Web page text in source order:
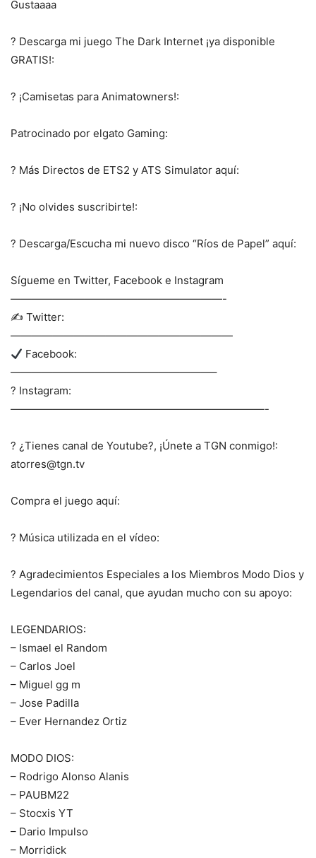
Gustaaaa
? Descarga mi juego The Dark Internet ¡ya disponible
GRATIS!:
? ¡Camisetas para Animatowners!:
Patrocinado por elgato Gaming:
? Más Directos de ETS2 y ATS Simulator aquí:
? ¡No olvides suscribirte!:
? Descarga/Escucha mi nuevo disco “Ríos de Papel” aquí:
Sígueme en Twitter, Facebook e Instagram
————————————————————-
✍️ Twitter:
—————————————————————
Facebook:
———————————————————–
? Instagram:
————————————————————————-
? ¿Tienes canal de Youtube?, ¡Únete a TGN conmigo!:
atorres@tgn.tv
Compra el juego aquí:
? Música utilizada en el vídeo:
? Agradecimientos Especiales a los Miembros Modo Dios y
Legendarios del canal, que ayudan mucho con su apoyo:
LEGENDARIOS:
– Ismael el Random
– Carlos Joel
– Miguel gg m
– Jose Padilla
– Ever Hernandez Ortiz
MODO DIOS:
– Rodrigo Alonso Alanis
– PAUBM22
– Stocxis YT
– Dario Impulso
– Morridick